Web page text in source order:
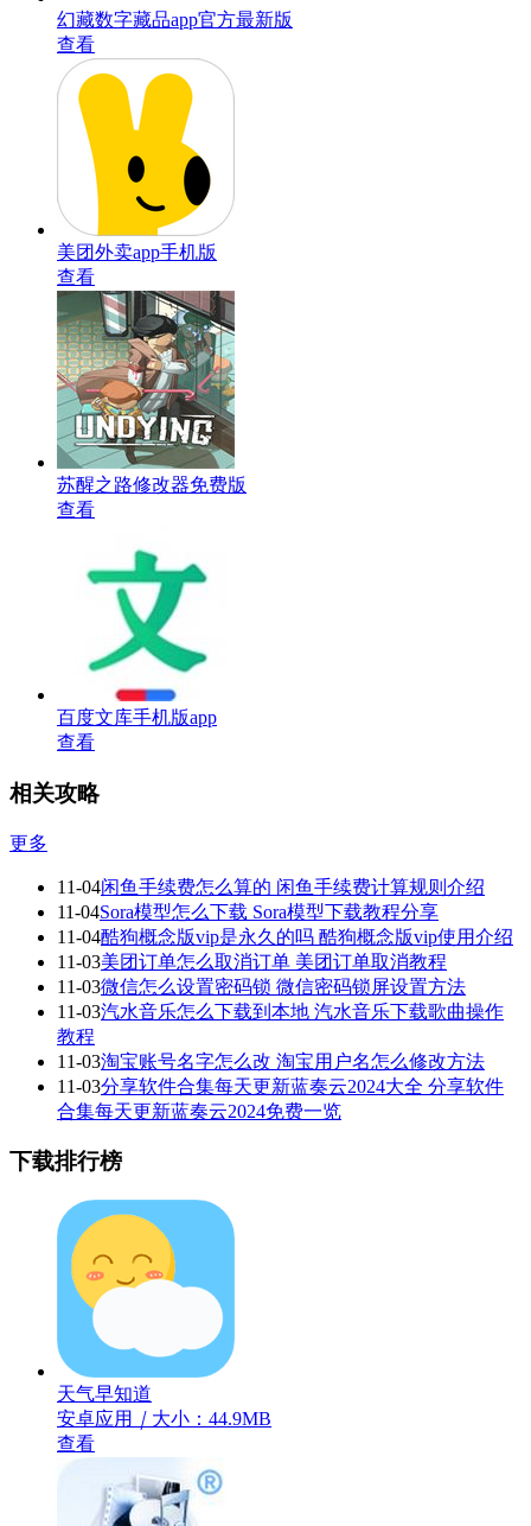
幻藏数字藏品app官方最新版
查看
美团外卖app手机版
查看
苏醒之路修改器免费版
查看
百度文库手机版app
查看
相关攻略
更多
11-04闲鱼手续费怎么算的 闲鱼手续费计算规则介绍
11-04Sora模型怎么下载 Sora模型下载教程分享
11-04酷狗概念版vip是永久的吗 酷狗概念版vip使用介绍
11-03美团订单怎么取消订单 美团订单取消教程
11-03微信怎么设置密码锁 微信密码锁屏设置方法
11-03汽水音乐怎么下载到本地 汽水音乐下载歌曲操作
教程
11-03淘宝账号名字怎么改 淘宝用户名怎么修改方法
11-03分享软件合集每天更新蓝奏云2024大全 分享软件
合集每天更新蓝奏云2024免费一览
下载排行榜
天气早知道
安卓应用 ｜ 大小：44.9MB
查看